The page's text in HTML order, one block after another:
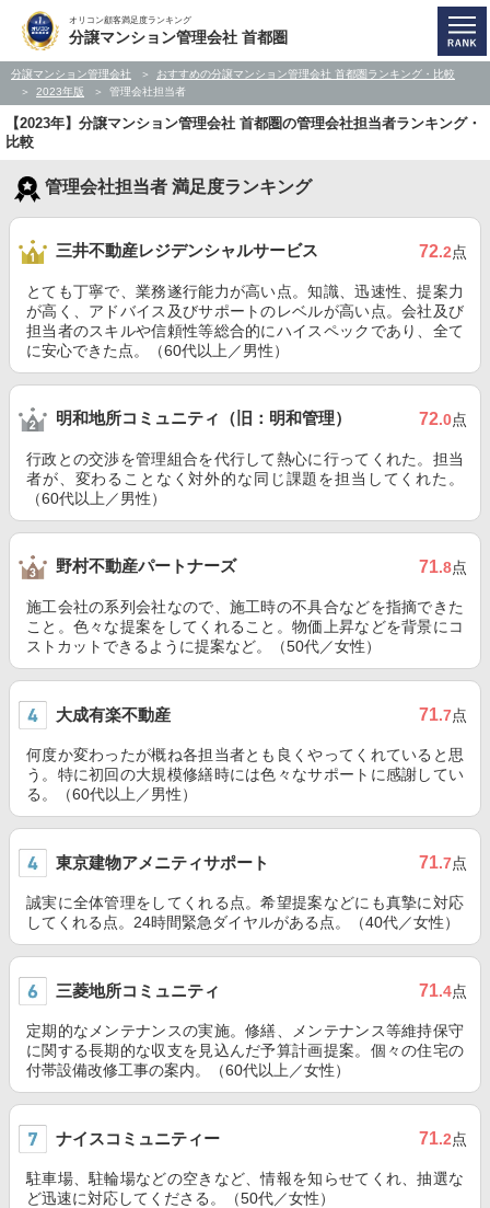
オリコン顧客満足度ランキング
分譲マンション管理会社 首都圏
分譲マンション管理会社
おすすめの分譲マンション管理会社 首都圏ランキング・比較
2023年版
管理会社担当者
【2023年】分譲マンション管理会社 首都圏の管理会社担当者ランキング・
比較
管理会社担当者 満足度ランキング
三井不動産レジデンシャルサービス 72.2点
とても丁寧で、業務遂行能力が高い点。知識、迅速性、提案力
が高く、アドバイス及びサポートのレベルが高い点。会社及び
担当者のスキルや信頼性等総合的にハイスペックであり、全て
に安心できた点。（60代以上／男性）
明和地所コミュニティ（旧：明和管理） 72.0点
行政との交渉を管理組合を代行して熱心に行ってくれた。担当
者が、変わることなく対外的な同じ課題を担当してくれた。
（60代以上／男性）
野村不動産パートナーズ 71.8点
施工会社の系列会社なので、施工時の不具合などを指摘できた
こと。色々な提案をしてくれること。物価上昇などを背景にコ
ストカットできるように提案など。（50代／女性）
大成有楽不動産 71.7点
何度か変わったが概ね各担当者とも良くやってくれていると思
う。特に初回の大規模修繕時には色々なサポートに感謝してい
る。（60代以上／男性）
東京建物アメニティサポート 71.7点
誠実に全体管理をしてくれる点。希望提案などにも真摯に対応
してくれる点。24時間緊急ダイヤルがある点。（40代／女性）
三菱地所コミュニティ 71.4点
定期的なメンテナンスの実施。修繕、メンテナンス等維持保守
に関する長期的な収支を見込んだ予算計画提案。個々の住宅の
付帯設備改修工事の案内。（60代以上／女性）
ナイスコミュニティー 71.2点
駐車場、駐輪場などの空きなど、情報を知らせてくれ、抽選な
ど迅速に対応してくださる。（50代／女性）